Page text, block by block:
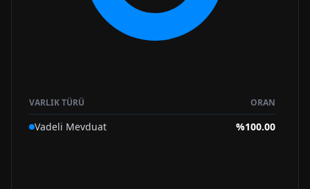
VARLIK TÜRÜ ORAN
Vadeli Mevduat %100.00